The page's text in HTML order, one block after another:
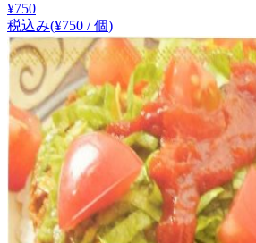
¥750
税込み(¥750 / 個)